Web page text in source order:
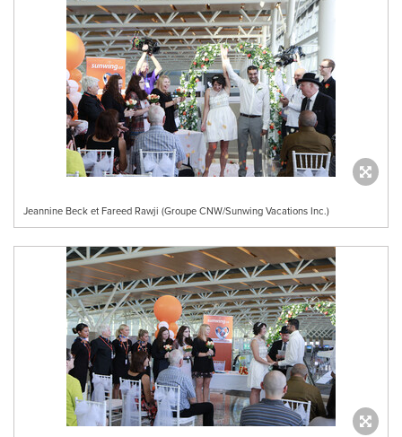
Jeannine Beck et Fareed Rawji (Groupe CNW/Sunwing Vacations Inc.)